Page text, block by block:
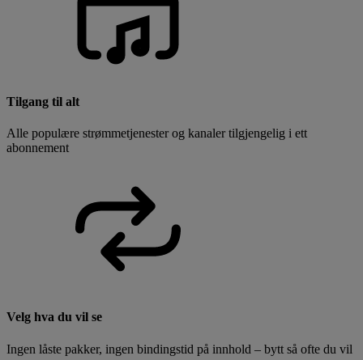
Tilgang til alt
Alle populære strømmetjenester og kanaler tilgjengelig i ett
abonnement
Velg hva du vil se
Ingen låste pakker, ingen bindingstid på innhold – bytt så ofte du vil